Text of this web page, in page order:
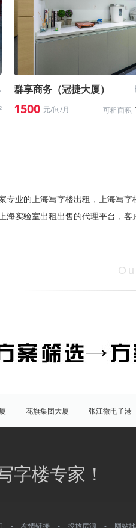
区 群享商务（冠捷大厦）
1500 元/间/月 可租面积
专业的上海写字楼出租，上海写
海实验室出租出售的代理平台，客
花旗集团大厦 张江微电子港
张江海趣园 盛大天地源创谷
长宁 静安 普陀
静安寺 八佰伴
字楼专家！
- 友情链接 - 投放房源 - 网站